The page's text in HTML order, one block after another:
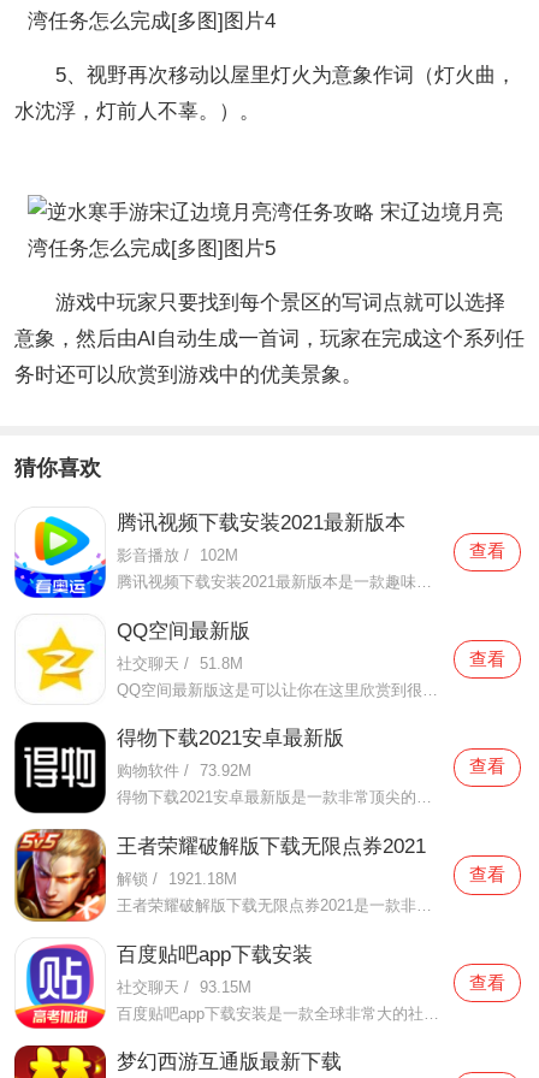
5、视野再次移动以屋里灯火为意象作词（灯火曲，
水沈浮，灯前人不辜。）。
游戏中玩家只要找到每个景区的写词点就可以选择
意象，然后由AI自动生成一首词，玩家在完成这个系列任
务时还可以欣赏到游戏中的优美景象。
猜你喜欢
腾讯视频下载安装2021最新版本
影音播放 /
102M
腾讯视频下载安装2021最新版本是一款趣味性非常强的手机视频播放软件。在这款腾讯视频下载安装2021最新版本有很多当下热播的影片资源，在这里面可以看到有很多的精彩的影片，你想要观看的电视剧、电影、综艺、动漫等等统统都汇聚在这里面，影片的内容也都是非常丰富的，用户们
查看
QQ空间最新版
社交聊天 / 51.8M
查看
得物下载2021安卓最新版
购物软件 / 73.92M
得物下载2021安卓最新版是一款非常顶尖的潮流购物软件。在这款得物下载2021安卓最新版中拥有非常多当下潮流的时尚单品以及各种各样的球鞋，在这里为了让用户们在购买的时候可以放心，你所购买的每一件商品都会经过专业的鉴定，这里面汇聚了数百位专业的鉴定师会对你所购买的商
查看
王者荣耀破解版下载无限点券2021
解锁 /
1921.18M
王者荣耀破解版下载无限点券2021是一款非常火热的手机游戏。在这款王者荣耀破解版下载无限点券2021中有着非常好用的辅助工具，在这里面你可以轻轻松松就获得点券的使用，而且还是可以无限使用的哦，完全没有受限制，只要你下载了这款王者荣耀破解版下载无限点券2021之后就可以
查看
百度贴吧app下载安装
社交聊天 / 93.15M
查看
梦幻西游互通版最新下载